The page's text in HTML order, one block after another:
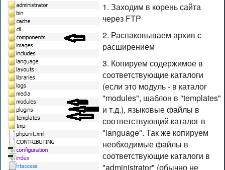
1. Заходим в корень сайта
через FTP
2. Распаковываем архив с
расширением
3. Копируем содержимое в
соответствующие каталоги
(если это модуль - в каталог
"modules", шаблон в "templates"
и т.д.), языковые файлы в
соответствующий каталог в
"language". Так же копируем
необходимые файлы в
соответствующие каталоги в
"administrator" (обычно не